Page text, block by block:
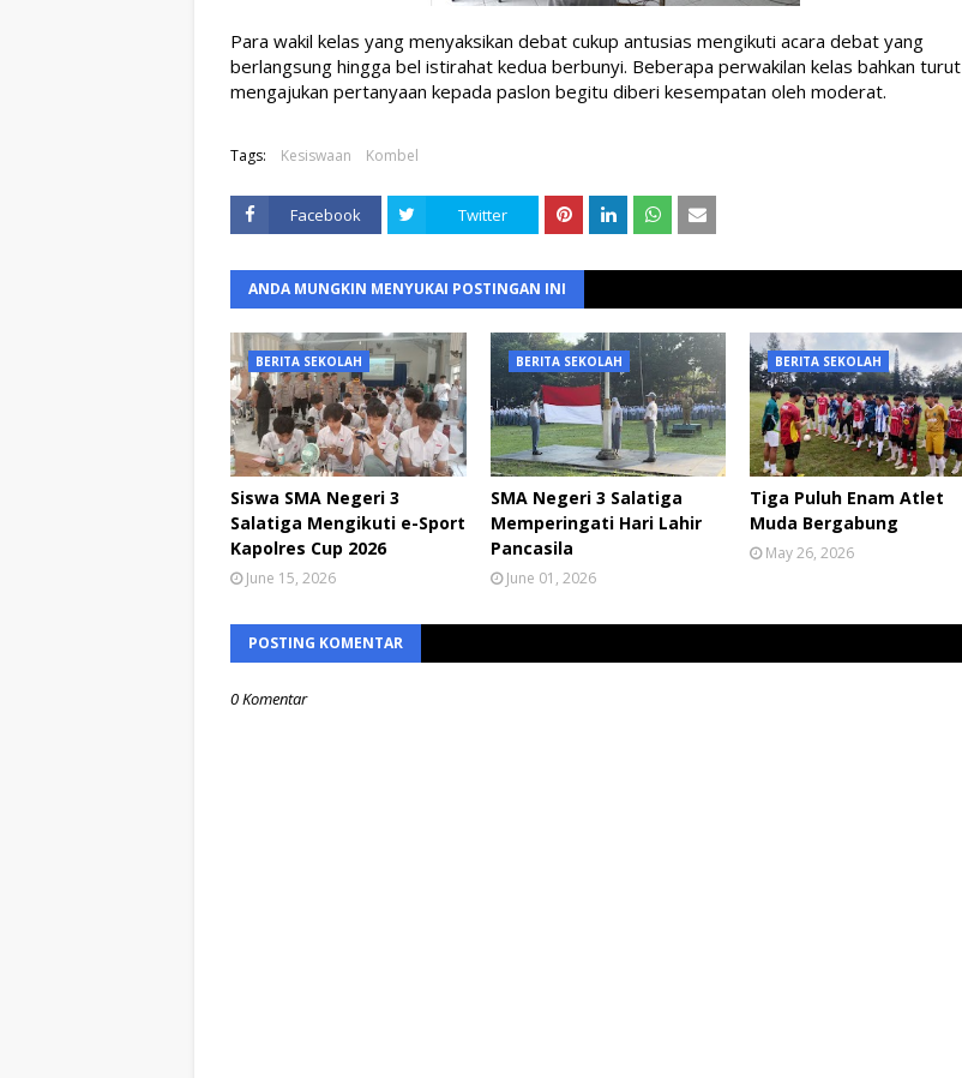
Para wakil kelas yang menyaksikan debat cukup antusias mengikuti acara debat yang
berlangsung hingga bel istirahat kedua berbunyi. Beberapa perwakilan kelas bahkan turut
mengajukan pertanyaan kepada paslon begitu diberi kesempatan oleh moderat.
Tags: Kesiswaan Kombel
Facebook Twitter
ANDA MUNGKIN MENYUKAI POSTINGAN INI
BERITA SEKOLAH
Siswa SMA Negeri 3
Salatiga Mengikuti e-Sport
Kapolres Cup 2026
June 15, 2026
BERITA SEKOLAH
SMA Negeri 3 Salatiga
Memperingati Hari Lahir
Pancasila
June 01, 2026
BERITA SEKOLAH
Tiga Puluh Enam Atlet
Muda Bergabung
May 26, 2026
POSTING KOMENTAR
0 Komentar